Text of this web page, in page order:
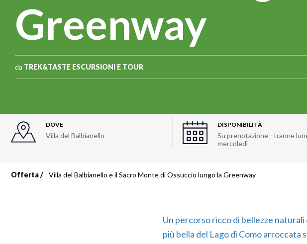
Greenway
da TREK&TASTE ESCURSIONI E TOUR
DOVE
Villa del Balbianello
DISPONIBILITÀ
Su prenotazione - tranne
mercoledì
Offerta Villa del Balbianello e il Sacro Monte di Ossuccio lungo la Greenway
Un percorso ricco di bellezze
più bella del Lago di Como